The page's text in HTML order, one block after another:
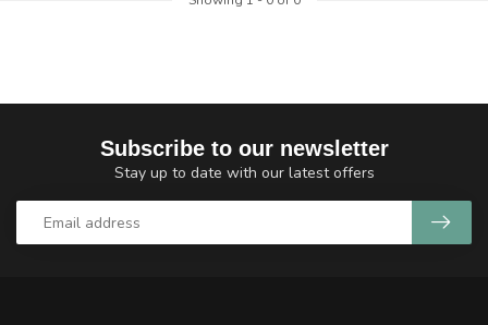
Subscribe to our newsletter
Stay up to date with our latest offers